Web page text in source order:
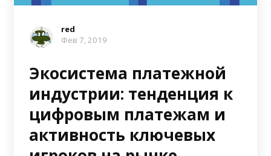
red
Фев 7, 2019
Экосистема платежной
индустрии: тенденция к
цифровым платежам и
активность ключевых